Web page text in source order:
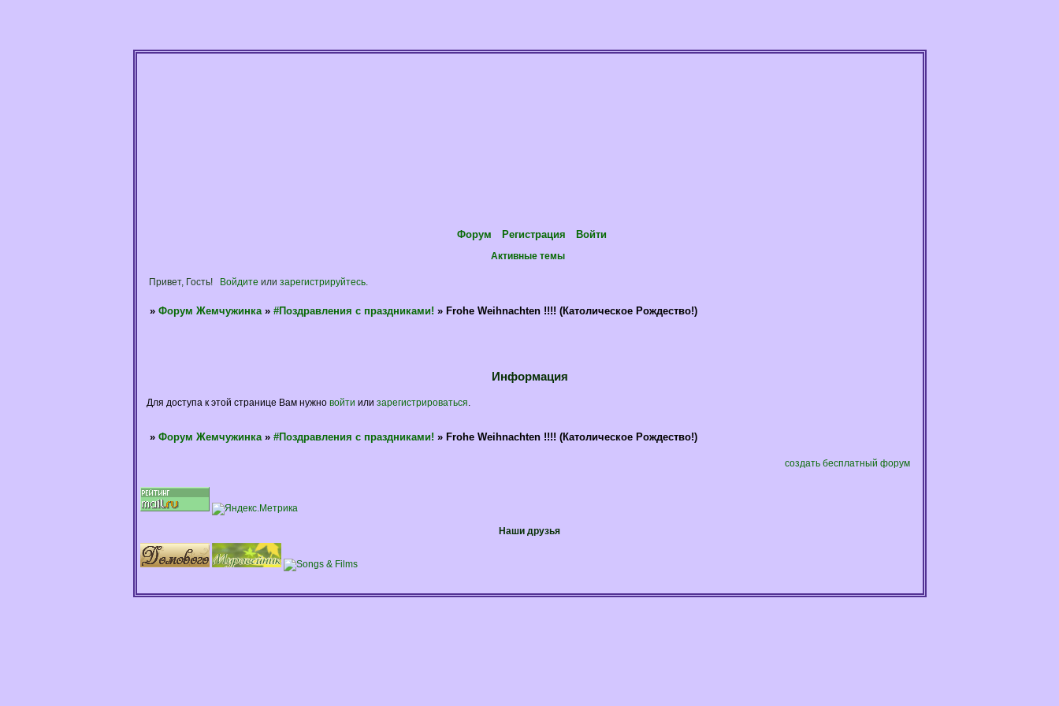
Форум Регистрация Войти
Активные темы
Привет, Гость! Войдите илизарегистрируйтесь
»Форум Жемчужинка »#Поздравления с праздниками! » Frohe Weihnachten !!!! (Католическое Рождество!)
Информация
Для доступа к этой странице Вам нужно войти или зарегистрироваться
»Форум Жемчужинка »#Поздравления с праздниками! »Frohe Weihnachten !!!! (Католическое Рождество!)
создать бесплатный форум
Наши друзья